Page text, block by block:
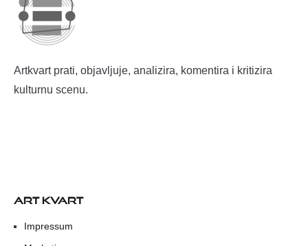
Artkvart prati, objavljuje, analizira, komentira i kritizira
kulturnu scenu.
ART KVART
Impressum